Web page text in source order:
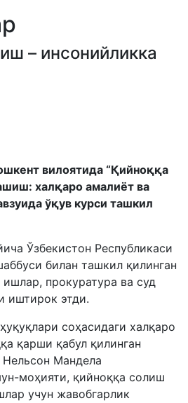
– инсонийликка
вилоятида “Қийноққа
халқаро амалиёт ва
ўқув курси ташкил
Ўзбекистон Республикаси
билан ташкил қилинган
прокуратура ва суд
иштирок этди.
соҳасидаги халқаро
қарши қабул қилинган
Нельсон Мандела
моҳияти, қийноққа солиш
учун жавобгарлик